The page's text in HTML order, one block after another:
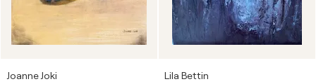
Joanne Joki Lila Bettin